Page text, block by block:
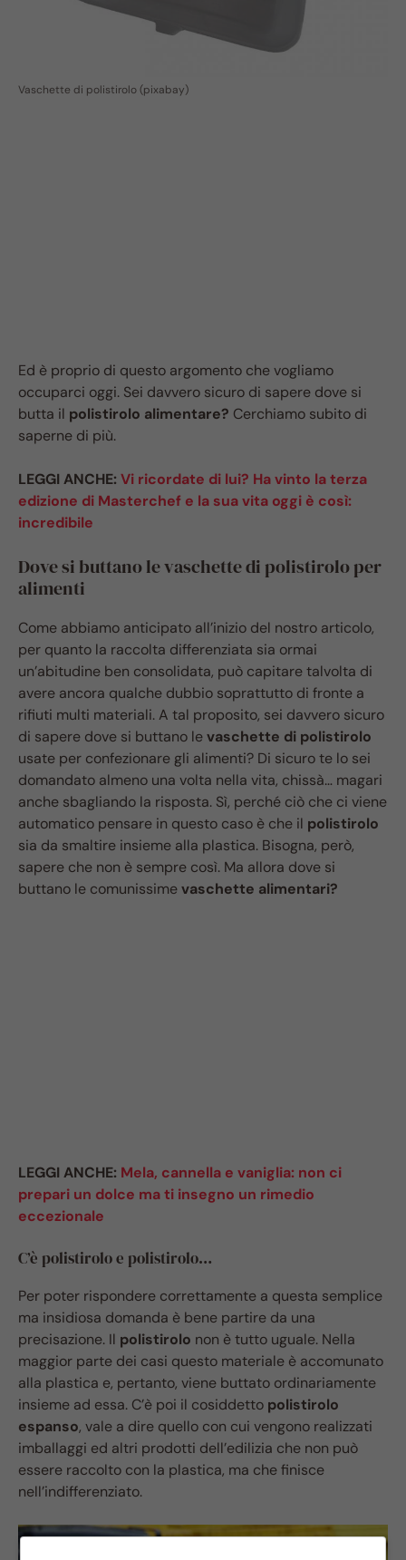
Vaschette di polistirolo (pixabay)
Ed è proprio di questo argomento che vogliamo
occuparci oggi. Sei davvero sicuro di sapere dove si
butta il polistirolo alimentare? Cerchiamo subito di
saperne di più.
LEGGI ANCHE: Vi ricordate di lui? Ha vinto la terza
edizione di Masterchef e la sua vita oggi è così:
incredibile
Dove si buttano le vaschette di polistirolo per
alimenti
Come abbiamo anticipato all’inizio del nostro articolo,
per quanto la raccolta differenziata sia ormai
un’abitudine ben consolidata, può capitare talvolta di
avere ancora qualche dubbio soprattutto di fronte a
rifiuti multi materiali. A tal proposito, sei davvero sicuro
di sapere dove si buttano levaschette di polistirolo
usate per confezionare gli alimenti? Di sicuro te lo sei
domandato almeno una volta nella vita, chissà… magari
anche sbagliando la risposta. Sì, perché ciò che ci viene
automatico pensare in questo caso è che il polistirolo
sia da smaltire insieme alla plastica. Bisogna, però,
sapere che non è sempre così. Ma allora dove si
buttano le comunissimevaschette alimentari?
LEGGI ANCHE: Mela, cannella e vaniglia: non ci
prepari un dolce ma ti insegno un rimedio
eccezionale
C’è polistirolo e polistirolo…
Per poter rispondere correttamente a questa semplice
ma insidiosa domanda è bene partire da una
precisazione. Il polistirolo non è tutto uguale. Nella
maggior parte dei casi questo materiale è accomunato
alla plastica e, pertanto, viene buttato ordinariamente
insieme ad essa. C’è poi il cosiddetto polistirolo
espanso, vale a dire quello con cui vengono realizzati
imballaggi ed altri prodotti dell’edilizia che non può
essere raccolto con la plastica, ma che finisce
nell’indifferenziato.